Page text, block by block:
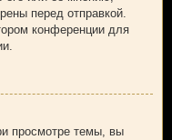
перед отправкой.
конференции для
просмотре темы, вы